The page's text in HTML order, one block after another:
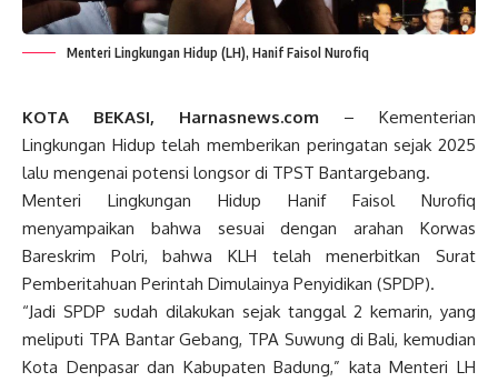
Menteri Lingkungan Hidup (LH), Hanif Faisol Nurofiq
KOTA BEKASI, Harnasnews.com – Kementerian
Lingkungan Hidup telah memberikan peringatan sejak 2025
lalu mengenai potensi longsor di TPST Bantargebang.
Menteri Lingkungan Hidup Hanif Faisol Nurofiq
menyampaikan bahwa sesuai dengan arahan Korwas
Bareskrim Polri, bahwa KLH telah menerbitkan Surat
Pemberitahuan Perintah Dimulainya Penyidikan (SPDP).
“Jadi SPDP sudah dilakukan sejak tanggal 2 kemarin, yang
meliputi TPA Bantar Gebang, TPA Suwung di Bali, kemudian
Kota Denpasar dan Kabupaten Badung,” kata Menteri LH